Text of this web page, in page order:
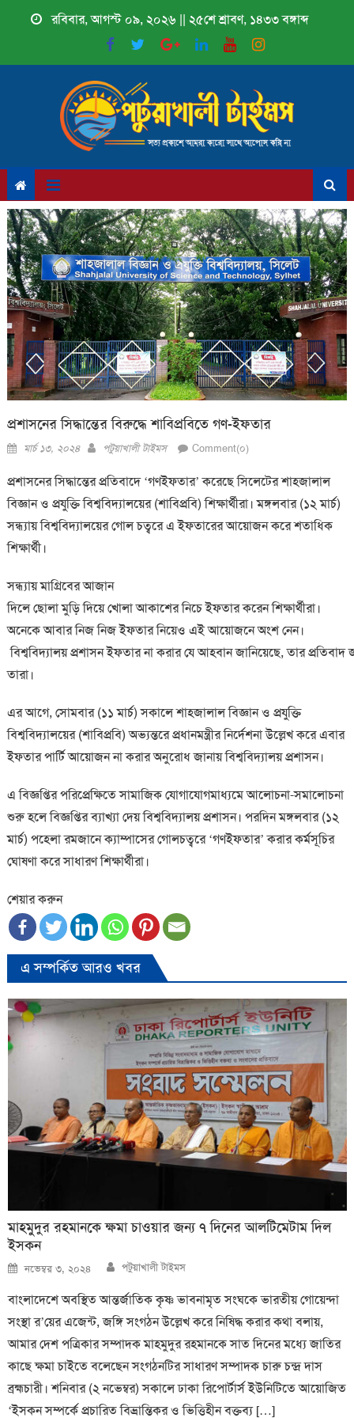
রবিবার, আগস্ট ০৯, ২০২৬ || ২৫শে শ্রাবণ, ১৪৩৩ বঙ্গাব্দ
প্রশাসনের সিদ্ধান্তের বিরুদ্ধে শাবিপ্রবিতে গণ-ইফতার
Posted
মার্চ ১৩, ২০২৪ Author
পটুয়াখালী টাইমস Comment(০)
প্রশাসনের সিদ্ধান্তের প্রতিবাদে ‘গণইফতার’ করেছে সিলেটের শাহজালাল
বিজ্ঞান ও প্রযুক্তি বিশ্ববিদ্যালয়ের (শাবিপ্রবি) শিক্ষার্থীরা। মঙ্গলবার (১২ মার্চ)
সন্ধ্যায় বিশ্ববিদ্যালয়ের গোল চত্বরে এ ইফতারের আয়োজন করে শতাধিক
শিক্ষার্থী।
সন্ধ্যায় মাগ্রিবের আজান
দিলে ছোলা মুড়ি দিয়ে খোলা আকাশের নিচে ইফতার করেন শিক্ষার্থীরা।
অনেকে আবার নিজ নিজ ইফতার নিয়েও এই আয়োজনে অংশ নেন।
বিশ্ববিদ্যালয় প্রশাসন ইফতার না করার যে আহবান জানিয়েছে, তার প্রতিবাদ
তারা।
এর আগে, সোমবার (১১ মার্চ) সকালে শাহজালাল বিজ্ঞান ও প্রযুক্তি
বিশ্ববিদ্যালয়ের (শাবিপ্রবি) অভ্যন্তরে প্রধানমন্ত্রীর নির্দেশনা উল্লেখ করে এবার
ইফতার পার্টি আয়োজন না করার অনুরোধ জানায় বিশ্ববিদ্যালয় প্রশাসন।
এ বিজ্ঞপ্তির পরিপ্রেক্ষিতে সামাজিক যোগাযোগমাধ্যমে আলোচনা-সমালোচনা
শুরু হলে বিজ্ঞপ্তির ব্যাখ্যা দেয় বিশ্ববিদ্যালয় প্রশাসন। পরদিন মঙ্গলবার (১২
মার্চ) পহেলা রমজানে ক্যাম্পাসের গোলচত্বরে ‘গণইফতার’ করার কর্মসূচির
ঘোষণা করে সাধারণ শিক্ষার্থীরা।
শেয়ার করুন
এ সম্পর্কিত আরও খবর
মাহমুদুর রহমানকে ক্ষমা চাওয়ার জন্য ৭ দিনের আলটিমেটাম দিল
ইসকন
Posted
on
নভেম্বর ৩, ২০২৪ Author
পটুয়াখালী টাইমস
বাংলাদেশে অবস্থিত আন্তর্জাতিক কৃষ্ণ ভাবনামৃত সংঘকে ভারতীয় গোয়েন্দা
সংস্থা র’য়ের এজেন্ট, জঙ্গি সংগঠন উল্লেখ করে নিষিদ্ধ করার কথা বলায়,
আমার দেশ পত্রিকার সম্পাদক মাহমুদুর রহমানকে সাত দিনের মধ্যে জাতির
কাছে ক্ষমা চাইতে বলেছেন সংগঠনটির সাধারণ সম্পাদক চারু চন্দ্র দাস
ব্রহ্মচারী। শনিবার (২ নভেম্বর) সকালে ঢাকা রিপোর্টার্স ইউনিটিতে আয়োজিত
‘ইসকন সম্পর্কে প্রচারিত বিভ্রান্তিকর ও ভিত্তিহীন বক্তব্য […]